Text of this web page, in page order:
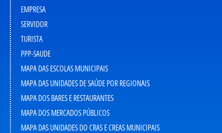
EMPRESA
SERVIDOR
TURISTA
PPP-SAUDE
MAPA DAS ESCOLAS MUNICIPAIS
MAPA DAS UNIDADES DE SAÚDE POR REGIONAIS
MAPA DOS BARES E RESTAURANTES
MAPA DOS MERCADOS PÚBLICOS
MAPA DAS UNIDADES DO CRAS E CREAS MUNICIPAIS